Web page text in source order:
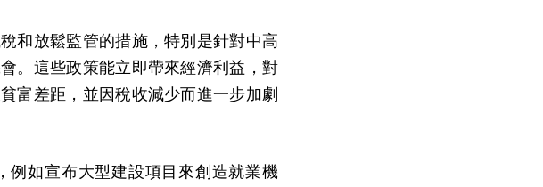
和放鬆監管的措施，特別是針對中高
。這些政策能立即帶來經濟利益，對
富差距，並因稅收減少而進一步加劇
例如宣布大型建設項目來創造就業機